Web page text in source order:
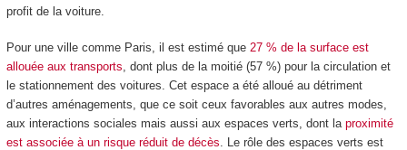
profit de la voiture.
Pour une ville comme Paris, il est estimé que 27 % de la surface est
allouée aux transports, dont plus de la moitié (57 %) pour la circulation et
le stationnement des voitures. Cet espace a été alloué au détriment
d’autres aménagements, que ce soit ceux favorables aux autres modes,
aux interactions sociales mais aussi aux espaces verts, dont la proximité
est associée à un risque réduit de décès. Le rôle des espaces verts est